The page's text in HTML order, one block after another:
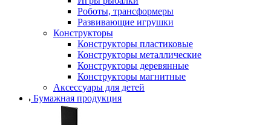
Роботы, трансформеры
Развивающие игрушки
Конструкторы
Конструкторы пластиковые
Конструкторы металлические
Конструкторы деревянные
Конструкторы магнитные
Аксессуары для детей
Бумажная продукция